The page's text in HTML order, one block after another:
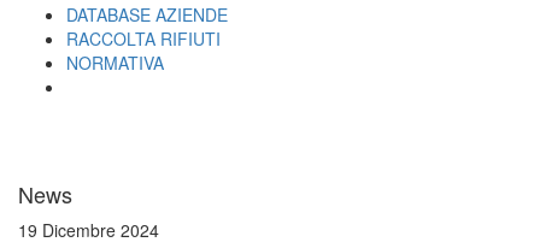
DATABASE AZIENDE
RACCOLTA RIFIUTI
NORMATIVA
News
19 Dicembre 2024